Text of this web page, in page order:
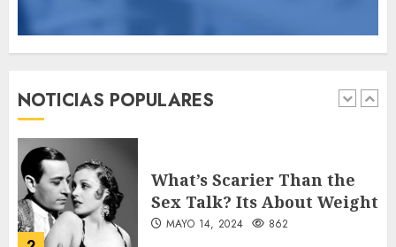
NOTICIAS POPULARES
2
Sex Talk? Its About Weight
How To Write Award
Winning Blog Headlines